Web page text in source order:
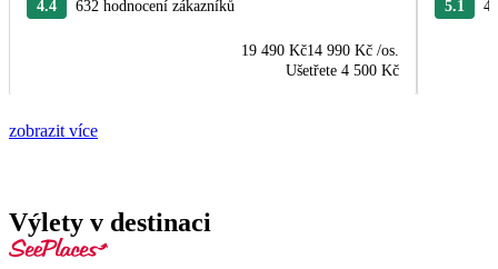
4.4 632 hodnocení zákazníků
19 490 Kč14 990 Kč /os.
Ušetřete 4 500 Kč
5.1
zobrazit více
Výlety v destinaci